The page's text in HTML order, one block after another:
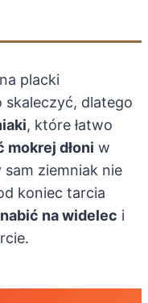
placki
skaleczyć, dlatego
, które łatwo
mokrej dłoni w
ziemniak nie
koniec tarcia
nabić na widelec i